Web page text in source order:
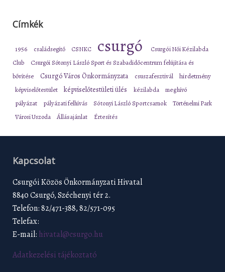
Címkék
1956 családsegítő CSNKC csurgó
Csurgói Női Kézilabda
Club
Csurgói Sótonyi László Sport és Szabadidőcentrum felújítása és
bővítése
Csurgó Város Önkormányzata csuszafesztivál hirdetmény
képviselőtestület képviselőtestületi ülés kézilabda meghívó
pályázat pályázati felhívás Sótonyi László Sportcsarnok
Történelmi Park
Városi Uszoda
Állásajánlat Értesítés
Kapcsolat
Csurgói Közös Önkormányzati Hivatal
8840 Csurgó, Széchenyi tér 2.
Telefon: 82/471-388, 82/571-095
Telefax:
E-mail: hivatal@csurgo.hu
Adatkezelési tájékoztató